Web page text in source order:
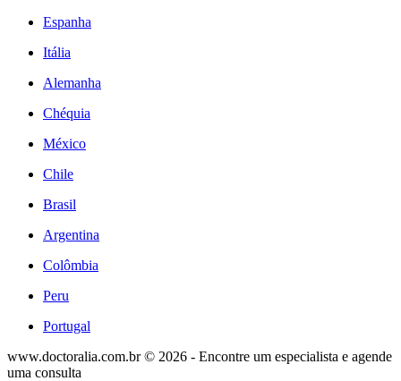
Espanha
Itália
Alemanha
Chéquia
México
Chile
Brasil
Argentina
Colômbia
Peru
Portugal
www.doctoralia.com.br © 2026 - Encontre um especialista e agende
uma consulta